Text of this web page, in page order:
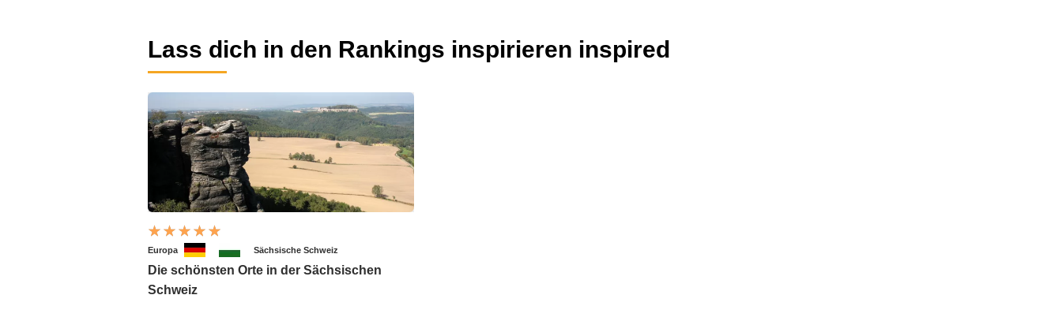
Lass dich in den Rankings inspirieren inspired
Europa Sächsische Schweiz
Die schönsten Orte in der Sächsischen
Schweiz